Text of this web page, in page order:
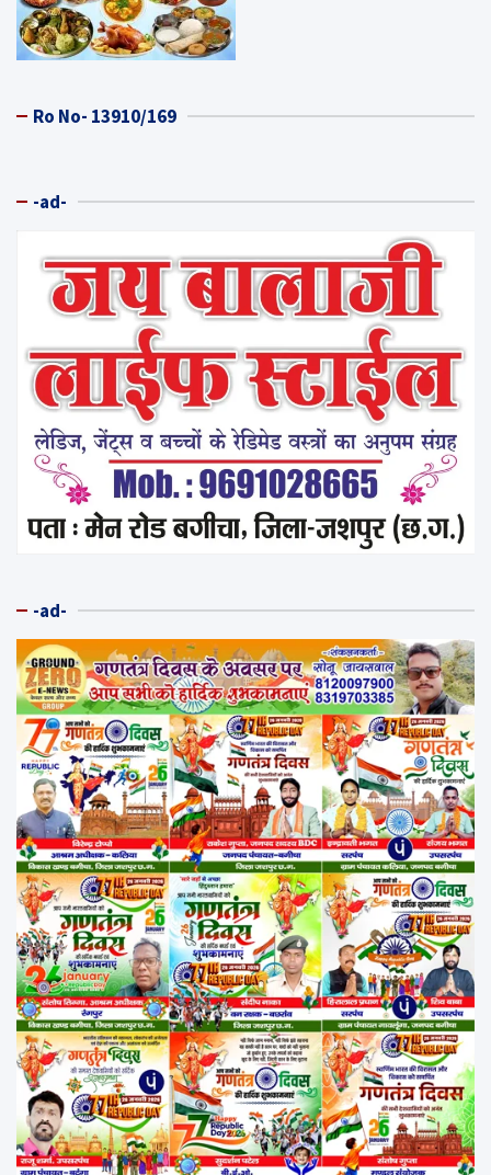
Ro No- 13910/169
-ad-
-ad-